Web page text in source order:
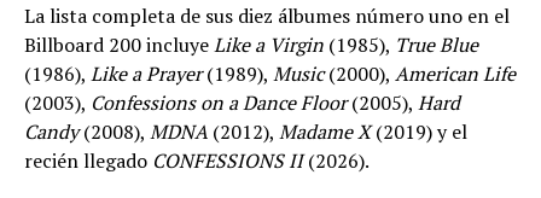
La lista completa de sus diez álbumes número uno en el
Billboard 200 incluyeLike a Virgin (1985), True Blue
(1986), Like a Prayer(1989), Music(2000), American Life
(2003), Confessions on a Dance Floor(2005), Hard
Candy(2008), MDNA (2012), Madame X(2019) y el
recién llegado CONFESSIONS II(2026).